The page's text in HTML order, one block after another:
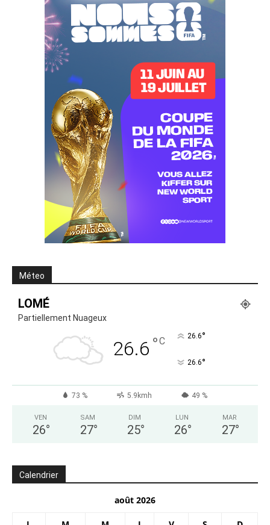
Méteo
LOMÉ
Partiellement Nuageux
26.6 °C 26.6°
26.6°
73 % 5.9kmh 49 %
VEN
26°
SAM
27°
DIM
25°
LUN
26°
MAR
27°
Calendrier
août 2026